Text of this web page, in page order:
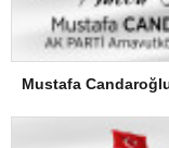
Mustafa